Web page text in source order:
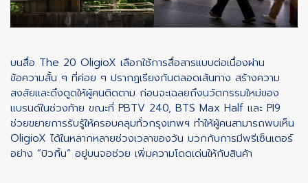
บนสื่อ The 20 OligioX เลือกใช้การสื่อสารแบบต่อเนื่องผ่าน
ข้อความสั้น ๆ ที่ค่อย ๆ ปรากฏเรียงกันตลอดเส้นทาง สร้างความ
สงสัยและดึงดูดให้ผู้คนติดตาม ก่อนจะเฉลยถึงนวัตกรรมใหม่ของ
แบรนด์ในช่วงท้าย ขณะที่ PBTV 240, BTS Max Half และ PI9
ช่วยขยายการรับรู้ให้ครอบคลุมทั่วกรุงเทพฯ ทำให้ผู้คนสามารถพบเห็น
OligioX ได้ในหลากหลายช่วงเวลาของวัน บวกกับการมีพรีเซ็นเตอร์
อย่าง “บิวกิ้น” อยู่บนจอช่วย เพิ่มความโดดเด่นให้กับสินค้า